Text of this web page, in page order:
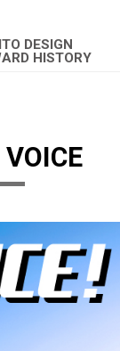
ITO DESIGN
HISTORY